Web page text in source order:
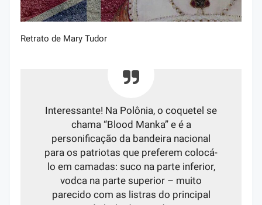
Retrato de Mary Tudor
Interessante! Na Polônia, o coquetel se
chama “Blood Manka” e é a
personificação da bandeira nacional
para os patriotas que preferem colocá-
lo em camadas: suco na parte inferior,
vodca na parte superior – muito
parecido com as listras do principal